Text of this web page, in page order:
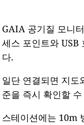
GAIA 공기질 모니
세스 포인트와 USB
다.
일단 연결되면 지도
준을 즉시 확인할
스테이션에는 10m